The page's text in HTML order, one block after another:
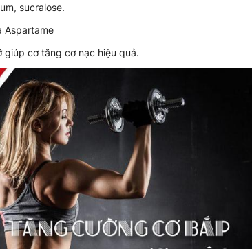
sucralose.
Aspartame
cơ tăng cơ nạc hiệu quả.